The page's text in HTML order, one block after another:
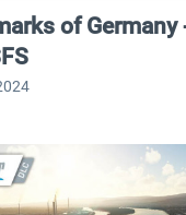
of Germany